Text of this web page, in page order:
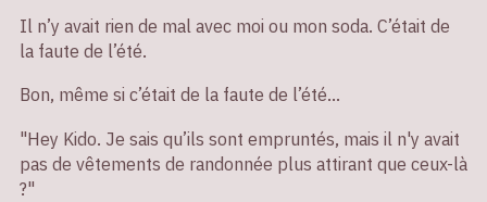
Il n’y avait rien de mal avec moi ou mon soda. C’était de
la faute de l’été.
Bon, même si c’était de la faute de l’été…
"Hey Kido. Je sais qu’ils sont empruntés, mais il n'y avait
pas de vêtements de randonnée plus attirant que ceux-là
?"